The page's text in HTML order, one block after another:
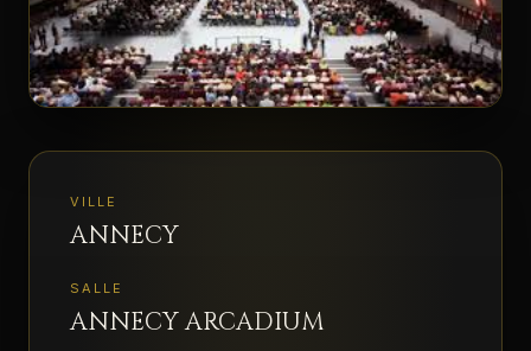
VILLE
ANNECY
SALLE
ANNECY ARCADIUM